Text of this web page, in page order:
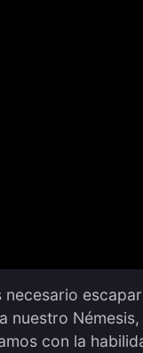
nuestro Némesis,
con la